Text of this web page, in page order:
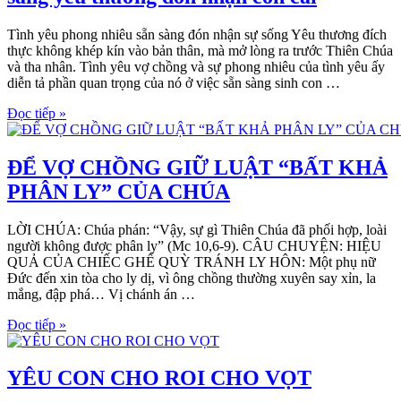
Tình yêu phong nhiêu sẵn sàng đón nhận sự sống Yêu thương đích
thực không khép kín vào bản thân, mà mở lòng ra trước Thiên Chúa
và tha nhân. Tình yêu vợ chồng và sự phong nhiêu của tình yêu ấy
diễn tả phần quan trọng của nó ở việc sẵn sàng sinh con …
Đọc tiếp »
ĐỂ VỢ CHỒNG GIỮ LUẬT “BẤT KHẢ
PHÂN LY” CỦA CHÚA
LỜI CHÚA: Chúa phán: “Vậy, sự gì Thiên Chúa đã phối hợp, loài
người không được phân ly” (Mc 10,6-9). CÂU CHUYỆN: HIỆU
QUẢ CỦA CHIẾC GHẾ QUỲ TRÁNH LY HÔN: Một phụ nữ
Đức đến xin tòa cho ly dị, vì ông chồng thường xuyên say xỉn, la
mắng, đập phá… Vị chánh án …
Đọc tiếp »
YÊU CON CHO ROI CHO VỌT